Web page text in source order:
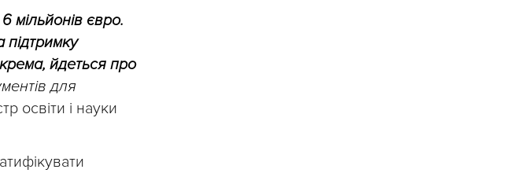
мільйонів євро.
підтримку
йдеться про
для
освіти і науки